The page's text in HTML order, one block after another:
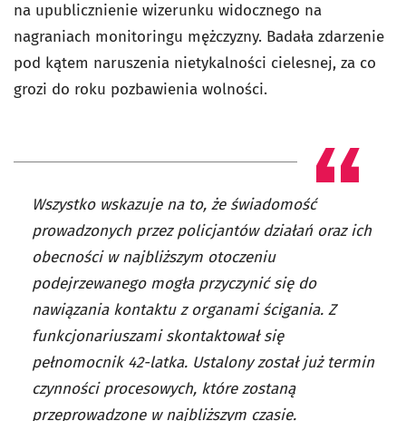
na upublicznienie wizerunku widocznego na
nagraniach monitoringu mężczyzny. Badała zdarzenie
pod kątem naruszenia nietykalności cielesnej, za co
grozi do roku pozbawienia wolności.
Wszystko wskazuje na to, że świadomość
prowadzonych przez policjantów działań oraz ich
obecności w najbliższym otoczeniu
podejrzewanego mogła przyczynić się do
nawiązania kontaktu z organami ścigania. Z
funkcjonariuszami skontaktował się
pełnomocnik 42-latka. Ustalony został już termin
czynności procesowych, które zostaną
przeprowadzone w najbliższym czasie.